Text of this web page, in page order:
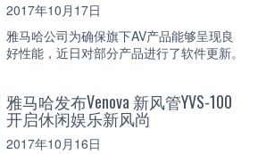
2017年10月17日
雅马哈公司为确保旗下AV产品能够呈现良
好性能，近日对部分产品进行了软件更新。
雅马哈发布Venova 新风管YVS-100
开启休闲娱乐新风尚
2017年10月16日